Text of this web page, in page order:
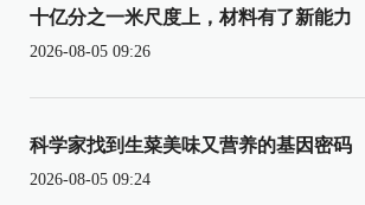
十亿分之一米尺度上，材料有了新能力
2026-08-05 09:26
科学家找到生菜美味又营养的基因密码
2026-08-05 09:24